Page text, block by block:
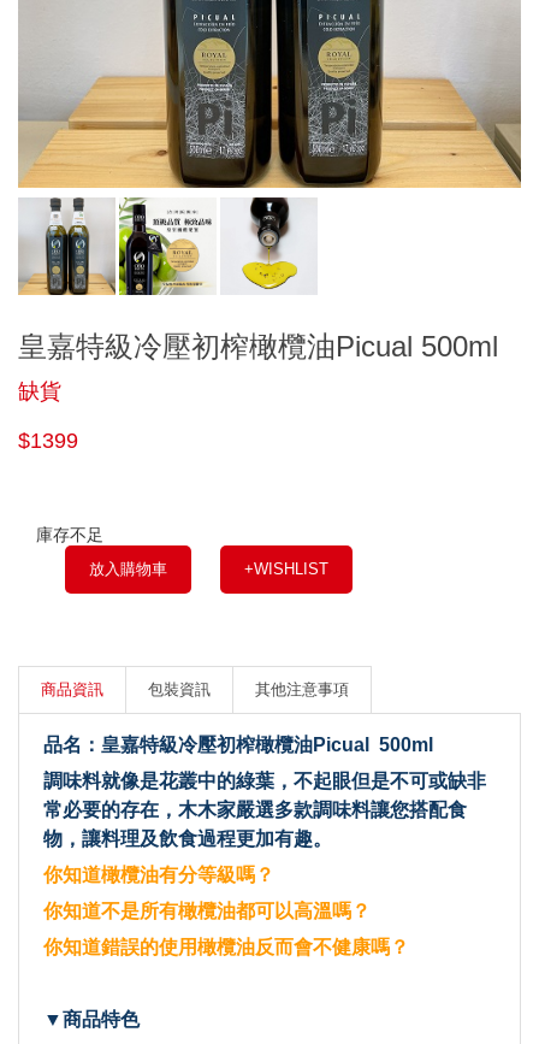
皇嘉特級冷壓初榨橄欖油Picual 500ml
缺貨
$1399
庫存不足
放入購物車 +WISHLIST
商品資訊 包裝資訊 其他注意事項
品名：皇嘉特級冷壓初榨橄欖油Picual 500ml
調味料就像是花叢中的綠葉，不起眼但是不可或缺非
常必要的存在，木木家嚴選多款調味料讓您搭配食
物，讓料理及飲食過程更加有趣。
你知道橄欖油有分等級嗎？
你知道不是所有橄欖油都可以高溫嗎？
你知道錯誤的使用橄欖油反而會不健康嗎？
▼商品特色